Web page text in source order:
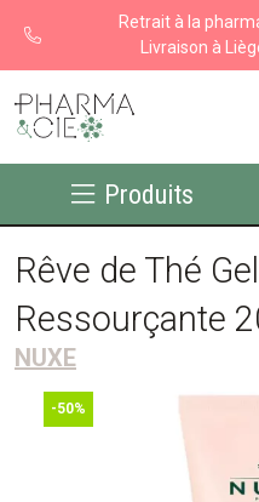
Retrait à la
Livraison à
Pharma&cie - Pharmacie
Produits
Rêve de Thé
Ressourçante
NUXE
-50%